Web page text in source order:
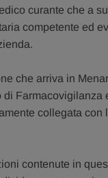
curante che a
competente ed
che arriva in
Farmacovigilanza
collegata con
contenute in